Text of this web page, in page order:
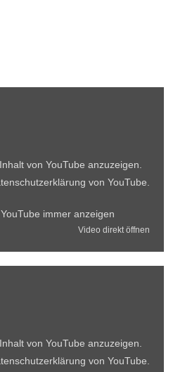
von YouTube anzuzeigen.
von YouTube
immer anzeigen
Video direkt öffnen
von YouTube anzuzeigen.
von YouTube